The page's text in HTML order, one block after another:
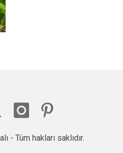
- Tüm hakları saklıdır.